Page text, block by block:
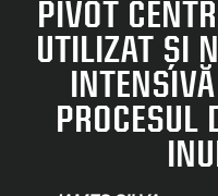
PIVOT
UTILIZAT ȘI
PROCESUL